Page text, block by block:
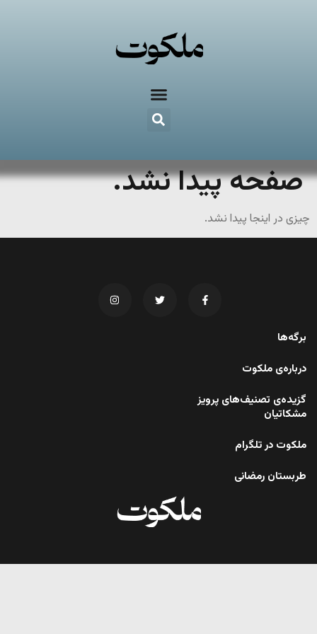
صفحه پیدا نشد.
چیزی در اینجا پیدا نشد.
برگه‌ها
درباره‌ی ملکوت
گزیده‌ی تصنیف‌های پرویز
مشکاتیان
ملکوت در تلگرام
طربستان رمضانی